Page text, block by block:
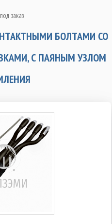
заказ
БОЛТАМИ СО
С ПАЯНЫМ УЗЛОМ